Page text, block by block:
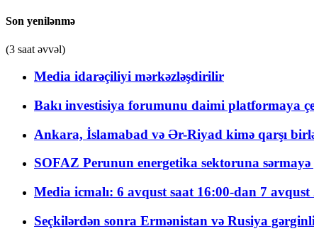
Son yenilənmə
(3 saat əvvəl)
Media idarəçiliyi mərkəzləşdirilir
Bakı investisiya forumunu daimi platformaya
Ankara, İslamabad və Ər-Riyad kimə qarşı
SOFAZ Perunun energetika sektoruna sərmayə
Media icmalı: 6 avqust saat 16:00-dan 7 avqust
Seçkilərdən sonra Ermənistan və Rusiya